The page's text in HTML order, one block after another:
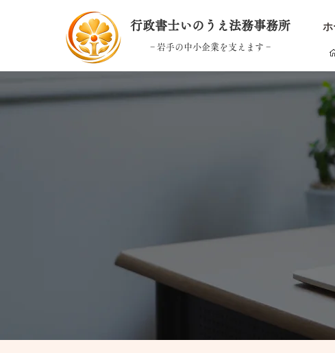
行政書士いのうえ法務事務所
− 岩手の中小企業を支えます −
ホ